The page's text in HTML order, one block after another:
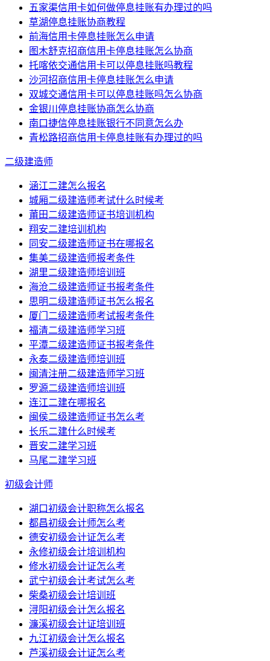
五家渠信用卡如何做停息挂账有办理过的吗
草湖停息挂账协商教程
前海信用卡停息挂账怎么申请
图木舒克招商信用卡停息挂账怎么协商
托喀依交通信用卡可以停息挂账吗教程
沙河招商信用卡停息挂账怎么申请
双城交通信用卡可以停息挂账吗怎么协商
金银川停息挂账协商怎么协商
南口捷信停息挂账银行不同意怎么办
青松路招商信用卡停息挂账有办理过的吗
二级建造师
涵江二建怎么报名
城厢二级建造师考试什么时候考
莆田二级建造师证书培训机构
翔安二建培训机构
同安二级建造师证书在哪报名
集美二级建造师报考条件
湖里二级建造师培训班
海沧二级建造师证书报考条件
思明二级建造师证书怎么报名
厦门二级建造师考试报考条件
福清二级建造师学习班
平潭二级建造师证书报考条件
永泰二级建造师培训班
闽清注册二级建造师学习班
罗源二级建造师培训班
连江二建在哪报名
闽侯二级建造师证书怎么考
长乐二建什么时候考
晋安二建学习班
马尾二建学习班
初级会计师
湖口初级会计职称怎么报名
都昌初级会计师怎么考
德安初级会计证怎么考
永修初级会计培训机构
修水初级会计证怎么考
武宁初级会计考试怎么考
柴桑初级会计培训班
浔阳初级会计怎么报名
濂溪初级会计证培训班
九江初级会计怎么报名
芦溪初级会计证怎么考